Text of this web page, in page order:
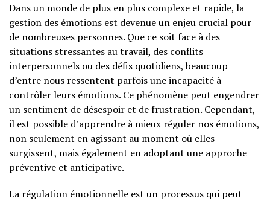
Dans un monde de plus en plus complexe et rapide, la
gestion des émotions est devenue un enjeu crucial pour
de nombreuses personnes. Que ce soit face à des
situations stressantes au travail, des conflits
interpersonnels ou des défis quotidiens, beaucoup
d’entre nous ressentent parfois une incapacité à
contrôler leurs émotions. Ce phénomène peut engendrer
un sentiment de désespoir et de frustration. Cependant,
il est possible d’apprendre à mieux réguler nos émotions,
non seulement en agissant au moment où elles
surgissent, mais également en adoptant une approche
préventive et anticipative.
La régulation émotionnelle est un processus qui peut